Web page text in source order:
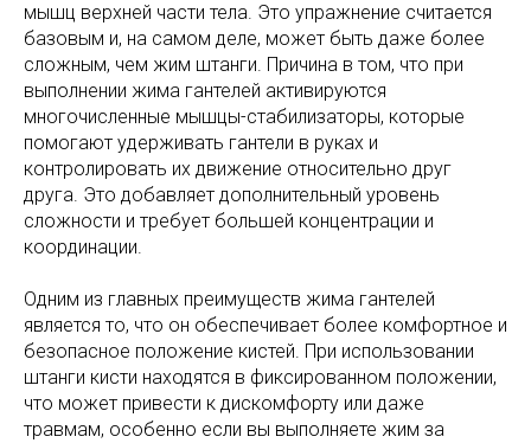
мышц верхней части тела. Это упражнение считается
базовым и, на самом деле, может быть даже более
сложным, чем жим штанги. Причина в том, что при
выполнении жима гантелей активируются
многочисленные мышцы-стабилизаторы, которые
помогают удерживать гантели в руках и
контролировать их движение относительно друг
друга. Это добавляет дополнительный уровень
сложности и требует большей концентрации и
координации.
Одним из главных преимуществ жима гантелей
является то, что он обеспечивает более комфортное и
безопасное положение кистей. При использовании
штанги кисти находятся в фиксированном положении,
что может привести к дискомфорту или даже
травмам, особенно если вы выполняете жим за